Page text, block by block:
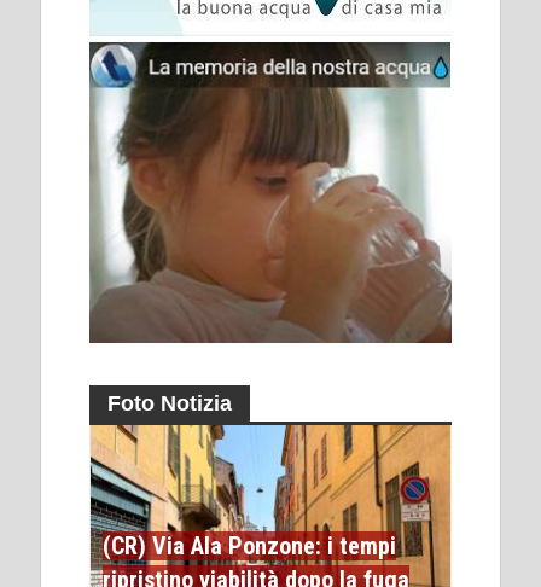
Foto Notizia
(CR) Via Ala Ponzone: i tempi
ripristino viabilità dopo la fuga